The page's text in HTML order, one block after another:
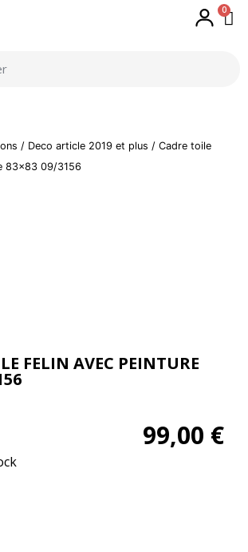
0
/ Deco article 2019 et plus / Cadre toile
83×83 09/3156
FELIN AVEC PEINTURE
99,00 €